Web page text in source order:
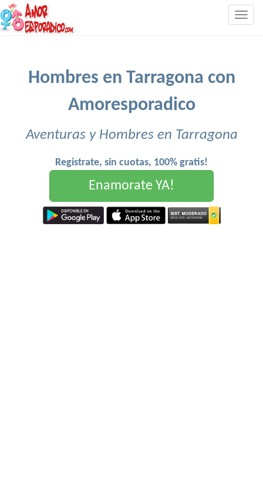
Hombres en Tarragona con
Amoresporadico
Aventuras y Hombres en Tarragona
Registrate, sin cuotas, 100% gratis!
Enamorate YA!